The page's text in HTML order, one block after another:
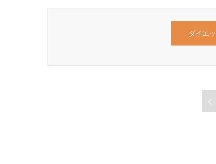
ダイエ